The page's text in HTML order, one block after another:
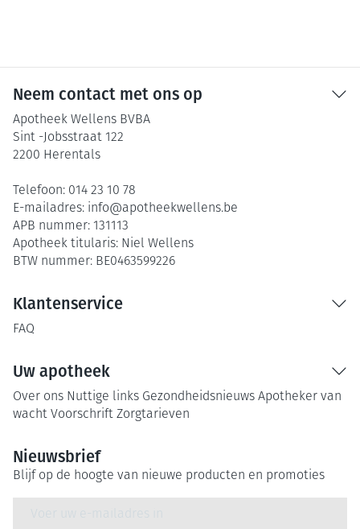
Neem contact met ons op
Apotheek Wellens BVBA
Sint -Jobsstraat 122
2200 Herentals
Telefoon: 014 23 10 78
E-mailadres: info@apotheekwellens.be
APB nummer: 131113
Apotheek titularis: Niel Wellens
BTW nummer: BE0463599226
Klantenservice
FAQ
Uw apotheek
Over ons Nuttige links Gezondheidsnieuws Apotheker van
wacht Voorschrift Zorgtarieven
Nieuwsbrief
Blijf op de hoogte van nieuwe producten en promoties